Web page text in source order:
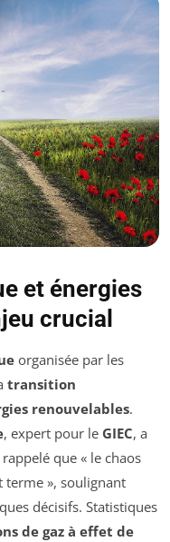
et énergies
crucial
organisée par les
transition
renouvelables.
, expert pour le GIEC, a
que « le chaos
terme », soulignant
décisifs. Statistiques
de gaz à effet de